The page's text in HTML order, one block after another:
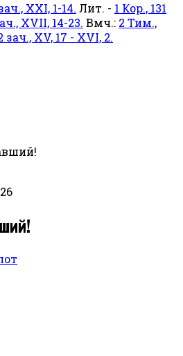
XXI, 1-14. Лит. - 1 Кор., 131
XVII, 14-23. Вмч.: 2 Тим.,
зач., XV, 17 - XVI, 2.